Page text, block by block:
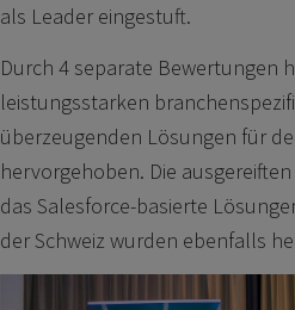
als Leader eingestuft.
Durch 4 separate Bewertungen
leistungsstarken
überzeugenden Lösungen für
hervorgehoben. Die
das Salesforce-basierte
der Schweiz wurden ebenfalls